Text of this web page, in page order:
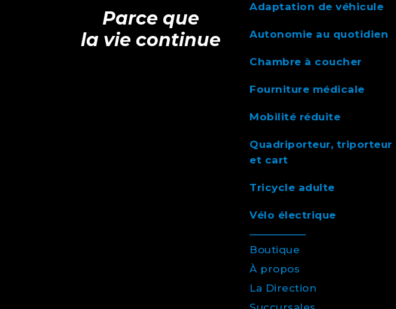
Parce que
la vie continue
Adaptation de véhicule
Autonomie au quotidien
Chambre à coucher
Fourniture médicale
Mobilité réduite
Quadriporteur, triporteur
et cart
Tricycle adulte
Vélo électrique
Boutique
À propos
La Direction